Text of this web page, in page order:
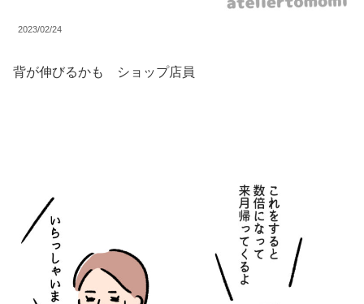
2023/02/24
背が伸びるかも ショップ店員